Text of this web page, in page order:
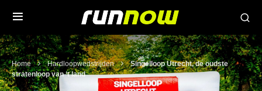
Home Hardloopwedstrijden
Singelloop Utrecht, de oudste
stratenloop van ‘t land